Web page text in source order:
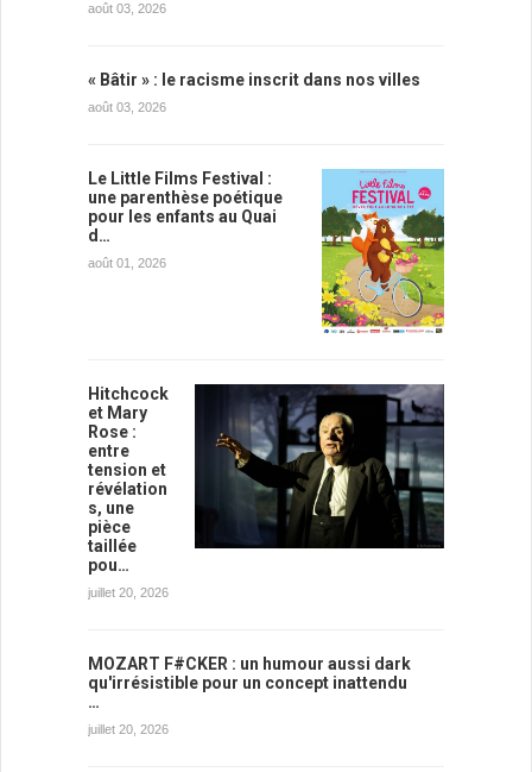
août 03, 2026
« Bâtir » : le racisme inscrit dans nos villes
août 03, 2026
Le Little Films Festival :
une parenthèse poétique
pour les enfants au Quai
d…
août 01, 2026
Hitchcock
et Mary
Rose :
entre
tension et
révélation
s, une
pièce
taillée
pou…
juillet 20, 2026
MOZART F#CKER : un humour aussi dark
qu'irrésistible pour un concept inattendu
…
juillet 20, 2026